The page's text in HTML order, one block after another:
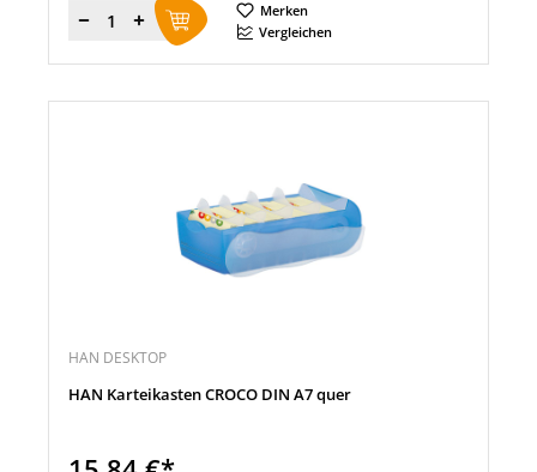
Menge
Merken
Vergleichen
HAN DESKTOP
HAN Karteikasten CROCO DIN A7 quer